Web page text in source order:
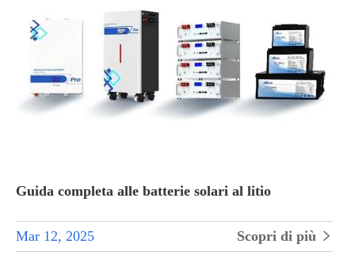
Guida completa alle batterie solari al litio
Mar 12, 2025 Scopri di più 